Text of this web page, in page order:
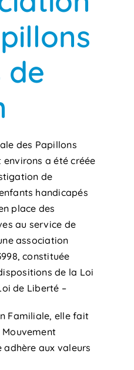
de
des Papillons
environs a été créée
de
handicapés
place des
au service de
association
constituée
de la Loi
de Liberté –
Familiale, elle fait
adhère aux valeurs